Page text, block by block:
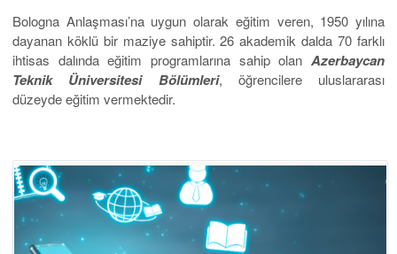
Bologna Anlaşması’na uygun olarak eğitim veren, 1950 yılına
dayanan köklü bir maziye sahiptir. 26 akademik dalda 70 farklı
ihtisas dalında eğitim programlarına sahip olan Azerbaycan
Teknik Üniversitesi Bölümleri, öğrencilere uluslararası
düzeyde eğitim vermektedir.